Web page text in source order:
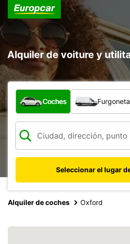
Alquiler de voiture y
¿Qué tipo de vehículo?
Coches
Seleccionar el lugar
Alquiler de coches Oxford